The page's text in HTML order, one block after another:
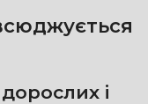
і